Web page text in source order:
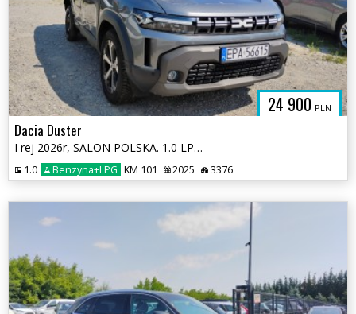
24 900 PLN
Dacia Duster
I rej 2026r, SALON POLSKA. 1.0 LPG. Uszkodzony. Poobijany.
1.0 Benzyna+LPG KM 101 2025 3376